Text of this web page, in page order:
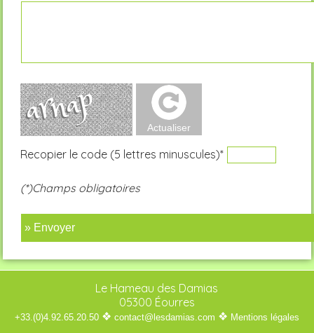
Recopier le code (5 lettres minuscules)*
(*)Champs obligatoires
» Envoyer
Le Hameau des Damias
05300 Éourres
+33.(0)4.92.65.20.50 ❖ contact@lesdamias.com ❖ Mentions légales